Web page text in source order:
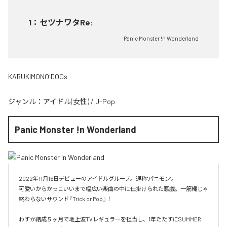
1 ： セツナワタRe:
Panic Monster !n Wonderland
KABUKIMONO'DOGs
ジャンル： アイドル(女性) / J-Pop
Panic Monster !n Wonderland
2022年11月16日デビューのアイドルグループ。通称"パニモン"。
可愛いからかっこいいまで幅広い楽曲の中に仕掛けられた悪戯。一筋縄じゃ
終わらないサウンド『Trick or Pop』！
わずか結成５ヶ月で地上波TVレギュラーを担当し、1年たたずにSUMMER